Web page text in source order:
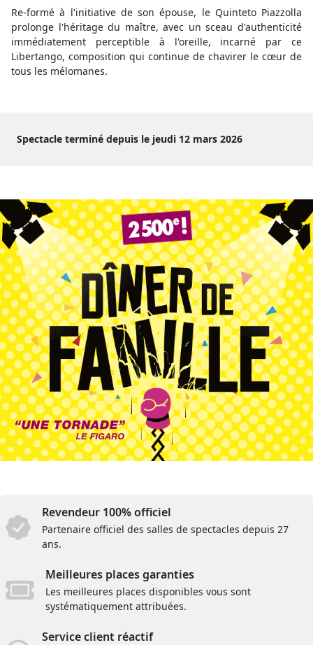
Re-formé à l'initiative de son épouse, le Quinteto Piazzolla
prolonge l'héritage du maître, avec un sceau d'authenticité
immédiatement perceptible à l'oreille, incarné par ce
Libertango, composition qui continue de chavirer le cœur de
tous les mélomanes.
Spectacle terminé depuis le jeudi 12 mars 2026
Revendeur 100% officiel
Partenaire officiel des salles de spectacles depuis 27
ans.
Meilleures places garanties
Les meilleures places disponibles vous sont
systématiquement attribuées.
Service client réactif